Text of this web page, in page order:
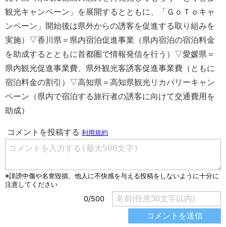
観光キャンペーン」を展開するとともに、「ＧｏＴｏキャ
ンペーン」開始後は県外からの誘客を促進する取り組みを
実施）▽香川県＝県内宿泊促進事業（県内宿泊の宿泊料金
を助成するとともに首都圏で情報発信を行う）▽愛媛県＝
県内観光促進事業費、県外観光客誘客促進事業費（ともに
宿泊料金の割引）▽高知県＝高知県観光リカバリーキャン
ペーン（県内で宿泊する旅行者の誘客に向けて交通費用を
助成）